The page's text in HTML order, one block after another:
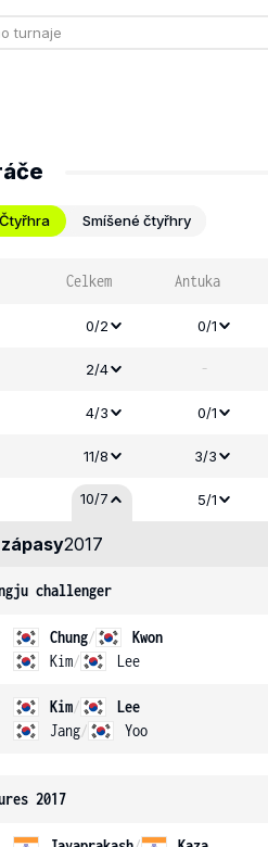
Čtyřhra Smíšené čtyřhry
Celkem Antuka
0/2 0/1
2/4 -
4/3 0/1
11/8 3/3
10/7 5/1
2017
challenger
Chung/
Kwon
Kim/ Lee
Kim/
Lee
Jang/ Yoo
2017